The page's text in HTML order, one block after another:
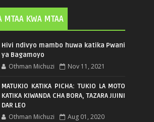
MTAA KWA MTAA
Hivi ndivyo mambo huwa katika Pwani
ya Bagamoyo
Othman Michuzi Nov 11, 2021
MATUKIO KATIKA PICHA: TUKIO LA MOTO
KATIKA KIWANDA CHA BORA, TAZARA JIJINI
DAR LEO
Othman Michuzi Aug 01, 2020